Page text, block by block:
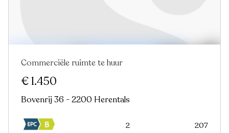
Commerciële ruimte te huur
€ 1.450
Bovenrij 36 - 2200 Herentals
2 207